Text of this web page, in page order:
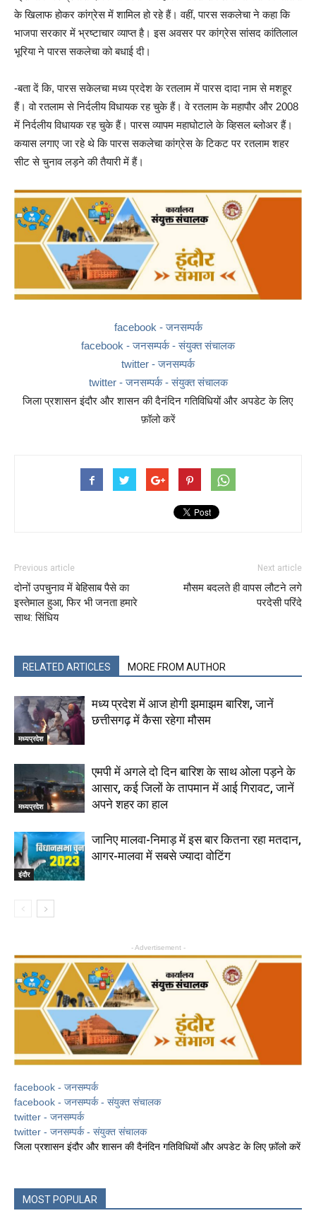
के खिलाफ होकर कांग्रेस में शामिल हो रहे हैं। वहीं, पारस सकलेचा ने कहा कि
भाजपा सरकार में भ्रष्टाचार व्याप्त है। इस अवसर पर कांग्रेस सांसद कांतिलाल
भूरिया ने पारस सकलेचा को बधाई दी।
-बता दें कि, पारस सकेलचा मध्य प्रदेश के रतलाम में पारस दादा नाम से मशहूर
हैं। वो रतलाम से निर्दलीय विधायक रह चुके हैं। वे रतलाम के महापौर और 2008
में निर्दलीय विधायक रह चुके हैं। पारस व्यापम महाघोटाले के व्हिसल ब्लोअर हैं।
कयास लगाए जा रहे थे कि पारस सकलेचा कांग्रेस के टिकट पर रतलाम शहर
सीट से चुनाव लड़ने की तैयारी में हैं।
facebook - जनसम्पर्क
facebook - जनसम्पर्क - संयुक्त संचालक
twitter - जनसम्पर्क
twitter - जनसम्पर्क - संयुक्त संचालक
जिला प्रशासन इंदौर और शासन की दैनंदिन गतिविधियों और अपडेट के लिए
फ़ॉलो करें
Previous article
दोनों उपचुनाव में बेहिसाब पैसे का
इस्तेमाल हुआ, फिर भी जनता हमारे
साथ: सिंधिय
Next article
मौसम बदलते ही वापस लौटने लगे
परदेसी परिंदे
RELATED ARTICLES MORE FROM AUTHOR
मध्यप्रदेश
मध्य प्रदेश में आज होगी झमाझम बारिश, जानें
छत्तीसगढ़ में कैसा रहेगा मौसम
मध्यप्रदेश
एमपी में अगले दो दिन बारिश के साथ ओला पड़ने के
आसार, कई जिलों के तापमान में आई गिरावट, जानें
अपने शहर का हाल
इंदौर
जानिए मालवा-निमाड़ में इस बार कितना रहा मतदान,
आगर-मालवा में सबसे ज्यादा वोटिंग
- Advertisement -
facebook - जनसम्पर्क
facebook - जनसम्पर्क - संयुक्त संचालक
twitter - जनसम्पर्क
twitter - जनसम्पर्क - संयुक्त संचालक
जिला प्रशासन इंदौर और शासन की दैनंदिन गतिविधियों और अपडेट के लिए फ़ॉलो करें
MOST POPULAR